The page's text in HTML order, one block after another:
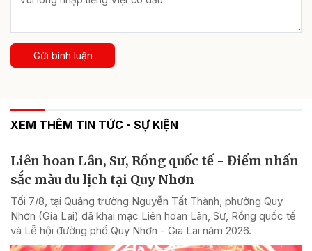
Gửi bình luận
XEM THÊM TIN TỨC - SỰ KIỆN
Liên hoan Lân, Sư, Rồng quốc tế - Điểm nhấn
sắc màu du lịch tại Quy Nhơn
Tối 7/8, tại Quảng trường Nguyễn Tất Thành, phường Quy
Nhơn (Gia Lai) đã khai mạc Liên hoan Lân, Sư, Rồng quốc tế
và Lễ hội đường phố Quy Nhơn - Gia Lai năm 2026.